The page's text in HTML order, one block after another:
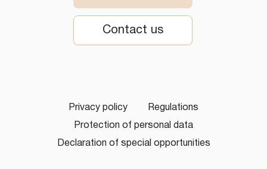
Privacy policy Regulations
Protection of personal data
Declaration of special opportunities
Contact us